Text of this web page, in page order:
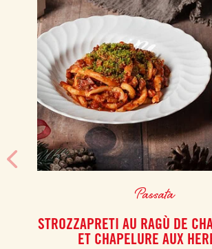
Passata
STROZZAPRETI AU RAGÙ DE
ET CHAPELURE AUX